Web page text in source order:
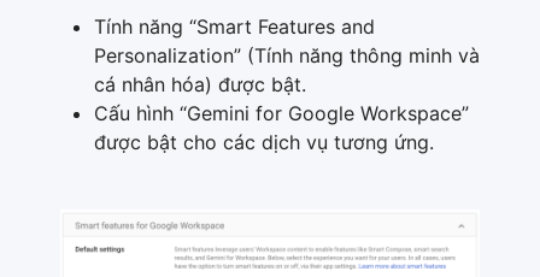
Tính năng “Smart Features and
Personalization” (Tính năng thông minh và
cá nhân hóa) được bật.
Cấu hình “Gemini for Google Workspace”
được bật cho các dịch vụ tương ứng.